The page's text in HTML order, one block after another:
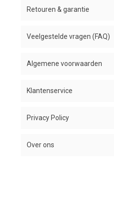
Retouren & garantie
Veelgestelde vragen (FAQ)
Algemene voorwaarden
Klantenservice
Privacy Policy
Over ons